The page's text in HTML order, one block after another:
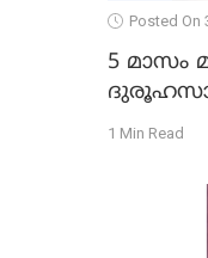
Posted On
5
1 Min Read